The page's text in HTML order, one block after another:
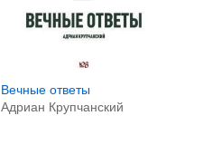
Вечные ответы
Адриан Крупчанский